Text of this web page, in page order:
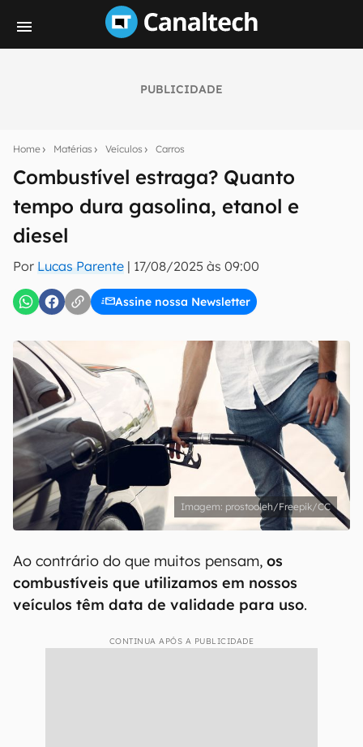
PUBLICIDADE
Home Matérias Veículos Carros
Combustível estraga? Quanto
tempo dura gasolina, etanol e
diesel
Por Lucas Parente | 17/08/2025 às 09:00
Assine nossa Newsletter
notícias e reviews sobre tecnologia em primeira
mão.
E-mail
inscreva-se
Uso e Política de Privacidade do Canaltech.
prostooleh/Freepik/CC
Ao contrário do que muitos pensam, os
combustíveis que utilizamos em nossos
veículos têm data de validade para uso.
CONTINUA APÓS A PUBLICIDADE